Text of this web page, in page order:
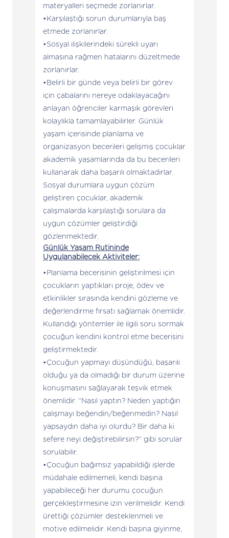
materyalleri seçmede zorlanırlar.
Karşılaştığı sorun durumlarıyla baş
etmede zorlanırlar.
Sosyal ilişkilerindeki sürekli uyarı
almasına rağmen hatalarını düzeltmede
zorlanırlar.
Belirli bir günde veya belirli bir görev
için çabalarını nereye odaklayacağını
anlayan öğrenciler karmaşık görevleri
kolaylıkla tamamlayabilirler. Günlük
yaşam içerisinde planlama ve
organizasyon becerileri gelişmiş çocuklar
akademik yaşamlarında da bu becerileri
kullanarak daha başarılı olmaktadırlar.
Sosyal durumlara uygun çözüm
geliştiren çocuklar, akademik
çalışmalarda karşılaştığı sorulara da
uygun çözümler geliştirdiği
gözlenmektedir.
Günlük Yaşam Rutininde
Uygulanabilecek Aktiviteler:
Planlama becerisinin geliştirilmesi için
çocukların yaptıkları proje, ödev ve
etkinlikler sırasında kendini gözleme ve
değerlendirme fırsatı sağlamak önemlidir.
Kullandığı yöntemler ile ilgili soru sormak
çocuğun kendini kontrol etme becerisini
geliştirmektedir.
Çocuğun yapmayı düşündüğü, başarılı
olduğu ya da olmadığı bir durum üzerine
konuşmasını sağlayarak teşvik etmek
önemlidir. “Nasıl yaptın? Neden yaptığın
çalışmayı beğendin/beğenmedin? Nasıl
yapsaydın daha iyi olurdu? Bir daha ki
sefere neyi değiştirebilirsin?” gibi sorular
sorulabilir.
Çocuğun bağımsız yapabildiği işlerde
müdahale edilmemeli, kendi başına
yapabileceği her durumu çocuğun
gerçekleştirmesine izin verilmelidir. Kendi
ürettiği çözümler desteklenmeli ve
motive edilmelidir. Kendi başına giyinme,